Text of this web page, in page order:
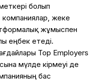
болып
компаниялар, жеке
жұмыспен
еңбек етеді.
Top Employers
мүлде кірмеуі де
бас